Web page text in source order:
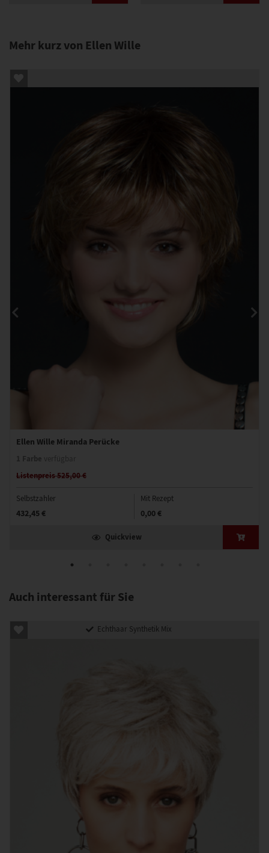
Mehr kurz von Ellen Wille
Ellen Wille Miranda Perücke
Listenpreis 525,00 €
Selbstzahler
432,45 €
Mit Rezept
0,00 €
Quickview
Auch interessant für Sie
Echthaar Synthetik Mix